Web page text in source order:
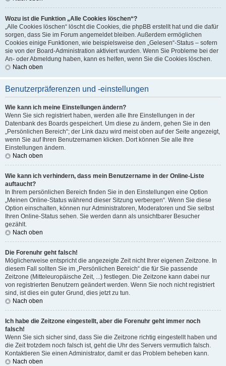
Wozu ist die Funktion „Alle Cookies löschen“?
„Alle Cookies löschen“ löscht die Cookies, die phpBB erstellt hat und die dafür
sorgen, dass Sie im Forum angemeldet bleiben. Außerdem ermöglichen
Cookies einige Funktionen, wie beispielsweise den „Gelesen“-Status – sofern
sie von der Board-Administration aktiviert wurden. Wenn Sie Probleme bei der
An- oder Abmeldung haben, kann es helfen, wenn Sie die Cookies löschen.
Nach oben
Benutzerpräferenzen und -einstellungen
Wie kann ich meine Einstellungen ändern?
Wenn Sie sich registriert haben, werden alle Ihre Einstellungen in der
Datenbank des Boards gespeichert. Um diese zu ändern, gehen Sie in den
„Persönlichen Bereich“; der Link dazu wird meist oben auf der Seite angezeigt,
wenn Sie auf Ihren Benutzernamen klicken. Dort können Sie alle Ihre
Einstellungen ändern.
Nach oben
Wie kann ich verhindern, dass mein Benutzername in der Online-Liste
auftaucht?
In Ihrem persönlichen Bereich finden Sie in den Einstellungen eine Option
„Meinen Online-Status während dieser Sitzung verbergen“. Wenn Sie diese
Option einschalten, können nur Administratoren, Moderatoren und Sie selbst
Ihren Online-Status sehen. Sie werden dann als unsichtbarer Besucher
gezählt.
Nach oben
Die Forenuhr geht falsch!
Möglicherweise entspricht die angezeigte Zeit nicht Ihrer eigenen Zeitzone. In
diesem Fall sollten Sie im „Persönlichen Bereich“ die für Sie passende
Zeitzone (Mitteleuropäische Zeit, ...) festlegen. Die Zeitzone kann dabei nur
von registrierten Benutzern geändert werden. Wenn Sie noch nicht registriert
sind, ist dies ein guter Grund, dies jetzt zu tun.
Nach oben
Ich habe die Zeitzone eingestellt, aber die Forenuhr geht immer noch
falsch!
Wenn Sie sich sicher sind, dass Sie die Zeitzone richtig eingestellt haben und
die Zeit trotzdem noch falsch ist, geht die Uhr des Servers vermutlich falsch.
Kontaktieren Sie einen Administrator, damit er das Problem beheben kann.
Nach oben